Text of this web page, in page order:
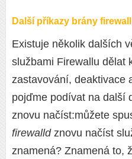
Další příkazy brány firewall
Existuje několik dalších
službami Firewallu dělat
zastavování, deaktivace
pojďme podívat na další
znovu načíst:můžete
firewalldznovu načíst
znamená? Znamená to,